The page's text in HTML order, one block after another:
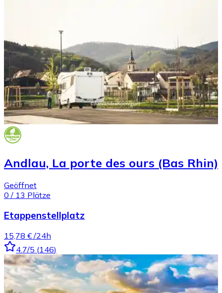
Andlau, La porte des ours (Bas Rhin)
Geöffnet
0 / 13 Plätze
Etappenstellplatz
15,78 € /24h
4.7/5 (146)